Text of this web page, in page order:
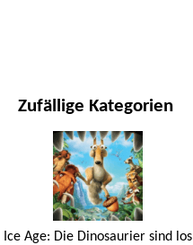
Zufällige Kategorien
Ice Age: Die Dinosaurier sind los